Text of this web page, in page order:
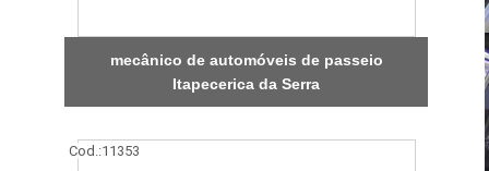
mecânico de automóveis de passeio
Itapecerica da Serra
Cod.:11353